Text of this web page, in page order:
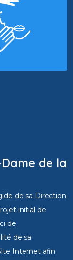
de la
de sa Direction
initial de
de
de sa
Internet afin